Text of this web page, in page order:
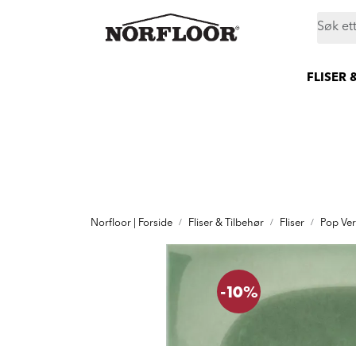
FLISER
Norfloor | Forside Fliser & Tilbehør Fliser Pop
-10%